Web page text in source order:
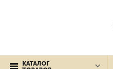
КАТАЛОГ